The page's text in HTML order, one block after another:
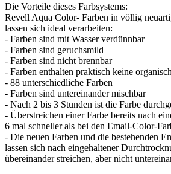
Die Vorteile dieses Farbsystems:
Revell Aqua Color- Farben in völlig
lassen sich ideal verarbeiten:
- Farben sind mit Wasser verdünnbar
- Farben sind geruchsmild
- Farben sind nicht brennbar
- Farben enthalten praktisch keine
- 88 unterschiedliche Farben
- Farben sind untereinander mischbar
- Nach 2 bis 3 Stunden ist die Farbe
- Überstreichen einer Farbe bereits nach
6 mal schneller als bei den Email-Color-
- Die neuen Farben und die bestehenden
lassen sich nach eingehaltener
übereinander streichen, aber nicht